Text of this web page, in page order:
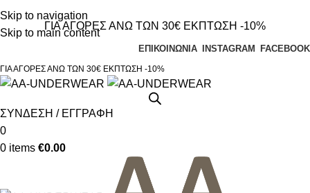
Skip to navigation
Skip to main content
Τηλεφωνικές παραγγελίες 23210 97300
ΓΙΑ ΑΓΟΡΕΣ ΑΝΩ ΤΩΝ 30€ ΕΚΠΤΩΣΗ -10%
ΕΠΙΚΟΙΝΩΝΙΑ INSTAGRAM FACEBOOK
ΓΙΑ ΑΓΟΡΕΣ ΑΝΩ ΤΩΝ 30€ ΕΚΠΤΩΣΗ -10%
ΣΥΝΔΕΣΗ / ΕΓΓΡΑΦΗ
0
0 items €0.00